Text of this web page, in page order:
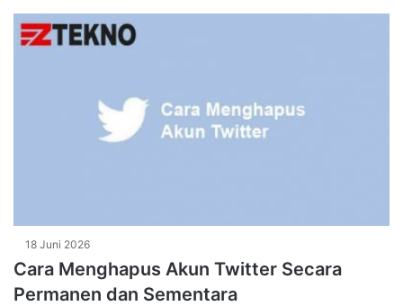
18 Juni 2026
Cara Menghapus Akun Twitter Secara
Permanen dan Sementara